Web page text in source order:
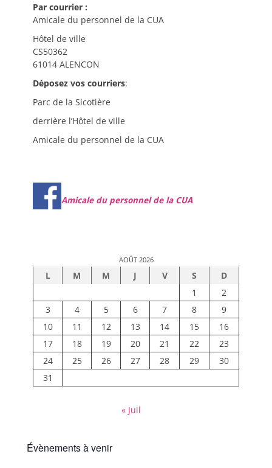
Par courrier :
Amicale du personnel de la CUA
Hôtel de ville
CS50362
61014 ALENCON
Déposez vos courriers:
Parc de la Sicotière
derrière l’Hôtel de ville
Amicale du personnel de la CUA
Amicale du personnel de la CUA
AOÛT 2026
L M M J V S
D
1
2
3
4 5 6 7 8
9
10
11 12 13 14 15
16
17
18 19 20 21 22
23
24
25 26 27 28 29
30
31
« Juil
Évènements à venir